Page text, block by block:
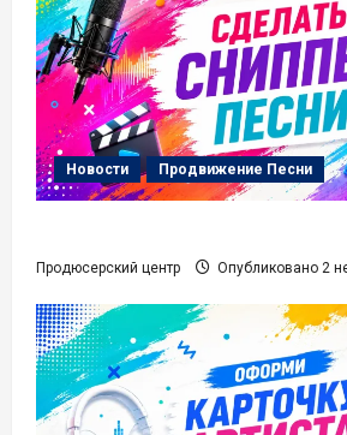
Новости Продвижение Песни
Продюсерский центр Опубликовано 2